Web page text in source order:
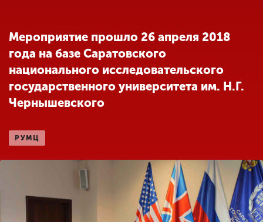
Студенческая жизнь
Сведения об
организации
SPN
Мероприятие прошло 26 апреля 2018
года на базе Саратовского
национального исследовательского
государственного университета им. Н.Г.
Чернышевского
РУМЦ